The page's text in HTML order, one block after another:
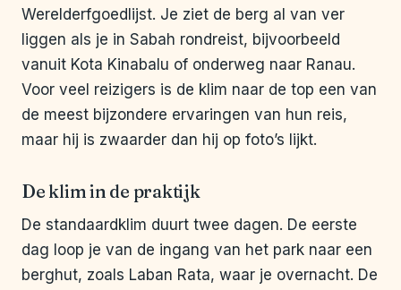
Werelderfgoedlijst. Je ziet de berg al van ver
liggen als je in Sabah rondreist, bijvoorbeeld
vanuit Kota Kinabalu of onderweg naar Ranau.
Voor veel reizigers is de klim naar de top een van
de meest bijzondere ervaringen van hun reis,
maar hij is zwaarder dan hij op foto’s lijkt.
De klim in de praktijk
De standaardklim duurt twee dagen. De eerste
dag loop je van de ingang van het park naar een
berghut, zoals Laban Rata, waar je overnacht. De